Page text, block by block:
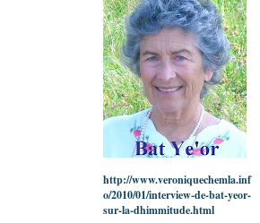
http://www.veroniquechemla.inf
o/2010/01/interview-de-bat-yeor-
sur-la-dhimmitude.html